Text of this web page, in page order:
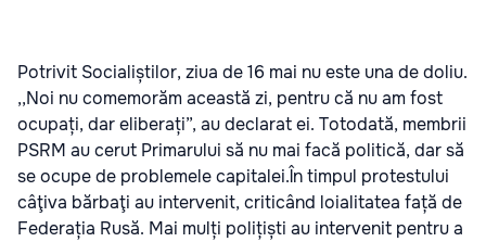
Potrivit Socialiștilor, ziua de 16 mai nu este una de doliu.
,,Noi nu comemorăm această zi, pentru că nu am fost
ocupați, dar eliberați”, au declarat ei. Totodată, membrii
PSRM au cerut Primarului să nu mai facă politică, dar să
se ocupe de problemele capitalei.În timpul protestului
câţiva bărbaţi au intervenit, criticând loialitatea față de
Federația Rusă. Mai mulți polițiști au intervenit pentru a